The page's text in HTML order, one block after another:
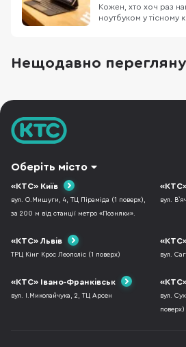
Кожен, хто хоч раз
ноутбуком у тісному
нестача місця. Саме
фрилансерів,
Нещодавно
Оберіть місто
«КТС» Київ
вул. О.Мишуги, 4, ТЦ Піраміда (1 поверх),
за 200 м від станції метро «Позняки».
вул.
«КТС» Львів
ТРЦ Кінг Крос Леополіс (1 поверх) вул.
«КТС» Івано-Франківськ
вул. І.Миколайчука, 2, ТЦ Арсен
вул.
поверх)